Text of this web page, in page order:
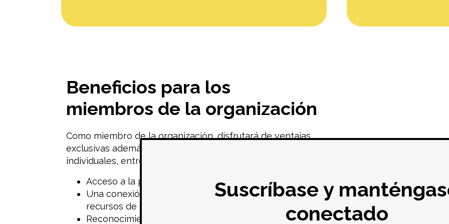
Beneficios para los
miembros de la organización
Como miembro de la organización, disfrutará de ventajas
exclusivas además de las ofrecidas a los miembros
individuales, entre las que se incluyen:
Acceso a la publicación de ofertas de empleo.
Una conexión directa con una gran cantidad de
recursos de CHW.
Reconocimiento en la Cumbre anual de CHW de
Suscríbase y
conectado